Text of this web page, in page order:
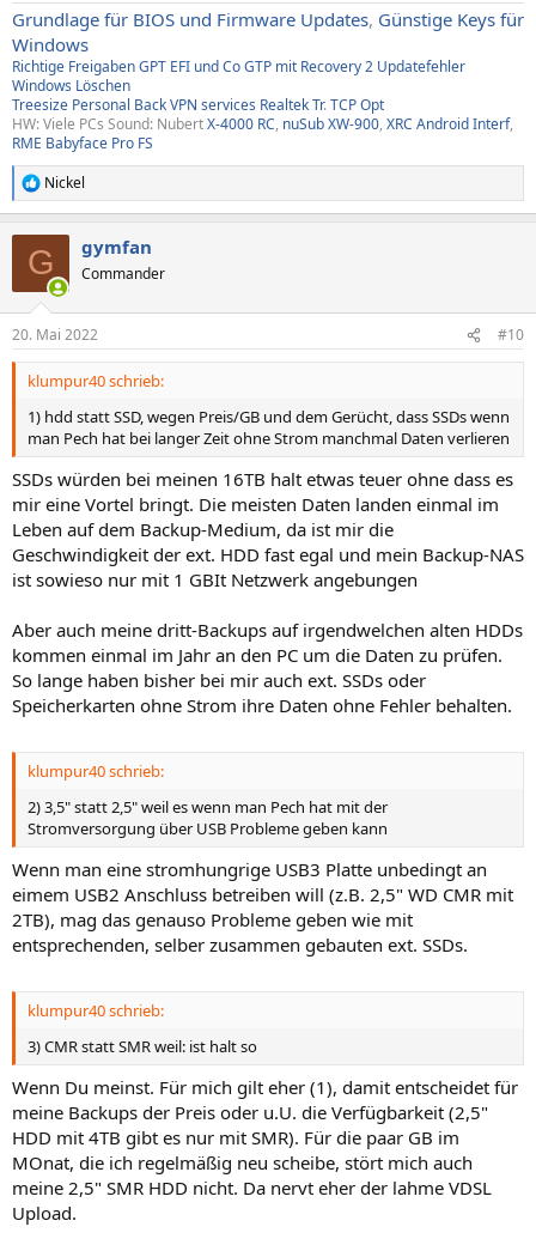
Grundlage für BIOS und Firmware Updates, Günstige Keys für
Windows
Richtige FreigabenGPT EFI und CoGTP mit Recovery2 Updatefehler
Windows Löschen
Treesize Personal BackVPN services Realtek Tr.TCP Opt
HW: Viele PCs Sound: NubertX-4000 RC, nuSub XW-900, XRC Android Interf,
RME Babyface Pro FS
R
e
e
n
Nickel
G gymfan
Commander
20. Mai 2022 #10
klumpur40 schrieb:
1) hdd statt SSD, wegen Preis/GB und dem Gerücht, dass SSDs wenn
man Pech hat bei langer Zeit ohne Strom manchmal Daten verlieren
SSDs würden bei meinen 16TB halt etwas teuer ohne dass es
mir eine Vortel bringt. Die meisten Daten landen einmal im
Leben auf dem Backup-Medium, da ist mir die
Geschwindigkeit der ext. HDD fast egal und mein Backup-NAS
ist sowieso nur mit 1 GBIt Netzwerk angebungen
Aber auch meine dritt-Backups auf irgendwelchen alten HDDs
kommen einmal im Jahr an den PC um die Daten zu prüfen.
So lange haben bisher bei mir auch ext. SSDs oder
Speicherkarten ohne Strom ihre Daten ohne Fehler behalten.
klumpur40 schrieb:
2) 3,5" statt 2,5" weil es wenn man Pech hat mit der
Stromversorgung über USB Probleme geben kann
Wenn man eine stromhungrige USB3 Platte unbedingt an
eimem USB2 Anschluss betreiben will (z.B. 2,5" WD CMR mit
2TB), mag das genauso Probleme geben wie mit
entsprechenden, selber zusammen gebauten ext. SSDs.
klumpur40 schrieb:
3) CMR statt SMR weil: ist halt so
Wenn Du meinst. Für mich gilt eher (1), damit entscheidet für
meine Backups der Preis oder u.U. die Verfügbarkeit (2,5"
HDD mit 4TB gibt es nur mit SMR). Für die paar GB im
MOnat, die ich regelmäßig neu scheibe, stört mich auch
meine 2,5" SMR HDD nicht. Da nervt eher der lahme VDSL
Upload.